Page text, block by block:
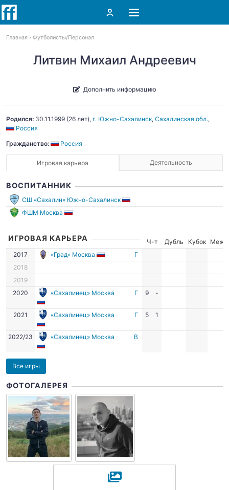
Главная Футболисты Персонал
Литвин Михаил Андреевич
Дополнить информацию
Родился: 30.11.1999 (26 лет), г. Южно-Сахалинск, Сахалинская обл.,
Россия
Гражданство:
Россия
Игровая карьера Деятельность
ВОСПИТАННИК
СШ «Сахалин» Южно-Сахалинск
ФШМ Москва
ИГРОВАЯ КАРЬЕРА Ч-т Дубль Кубок
Межд.
2017
«Град» Москва
Г
2018
2019
2020
«Сахалинец» Москва Г 9 -
2021 «Сахалинец» Москва Г 5 1
2022/23 «Сахалинец» Москва В
Все игры
ФОТОГАЛЕРЕЯ